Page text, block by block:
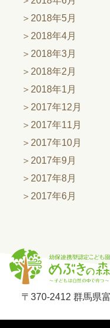
2018年5月
2018年4月
2018年3月
2018年2月
2018年1月
2017年12月
2017年11月
2017年10月
2017年9月
2017年8月
2017年6月
〒370-2412 群馬県